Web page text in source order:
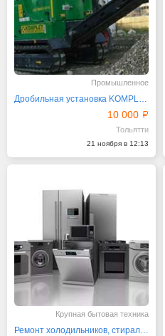
Промышленное
Дробильная установка KOMPLET LEM TRACK 48-25
10 000
Тольятти
21 ноября в 12:13
Крупная бытовая техника
Ремонт холодильников, стиральных, посудомоечных машин